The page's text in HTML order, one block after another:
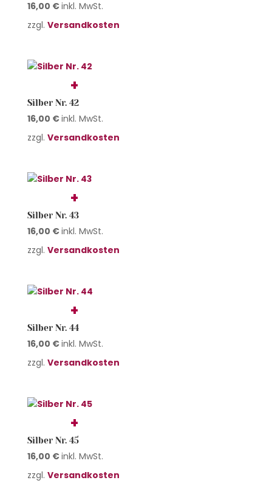
16,00 €inkl. MwSt.
zzgl. Versandkosten
Silber Nr. 42
16,00 €inkl. MwSt.
zzgl. Versandkosten
Silber Nr. 43
16,00 €inkl. MwSt.
zzgl. Versandkosten
Silber Nr. 44
16,00 €inkl. MwSt.
zzgl. Versandkosten
Silber Nr. 45
16,00 €inkl. MwSt.
zzgl. Versandkosten